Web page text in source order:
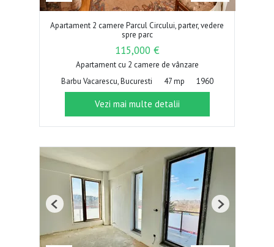
Apartament 2 camere Parcul Circului, parter, vedere
spre parc
115,000 €
Apartament cu 2 camere de vânzare
Barbu Vacarescu, Bucuresti
47 mp 1960
Vezi mai multe detalii
Previous Next